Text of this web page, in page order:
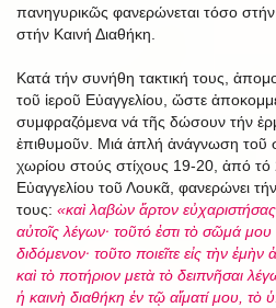
πανηγυρικῶς φανερώνεται τόσο
στήν Καινή Διαθήκη.
Κατά τήν συνήθη τακτική τους,
τοῦ ἱεροῦ Εὐαγγελίου, ὥστε
συμφραζόμενα νά τῆς δώσουν τήν
ἐπιθυμοῦν. Μιά ἁπλή ἀνάγνωση τοῦ
χωρίου στούς στίχους 19-20, ἀπό τό
Εὐαγγελίου τοῦ Λουκᾶ, φανερώνει
τους: «καὶ λαβὼν ἄρτον
αὐτοῖς λέγων· τοῦτό ἐστι τὸ σῶμά
διδόμενον· τοῦτο ποιεῖτε εἰς τὴν
καὶ τὸ ποτήριον μετὰ τὸ δειπνῆσαι
ἡ καινὴ διαθήκη ἐν τῷ αἵματί μου, τὸ